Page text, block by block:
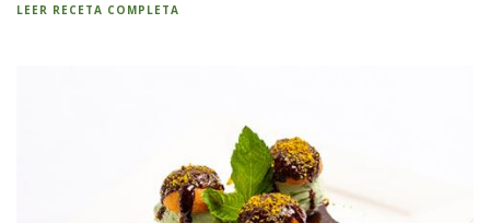
LEER RECETA COMPLETA